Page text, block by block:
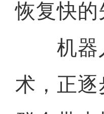
恢复快
机器人
术，正